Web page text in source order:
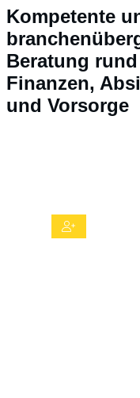
Kompetente
Beratung
Finanzen,
und Vorsorge